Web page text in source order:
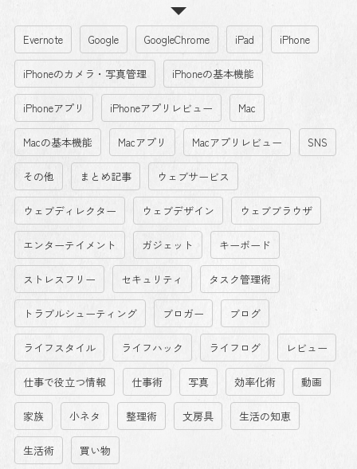
Evernote Google GoogleChrome iPad iPhone
iPhoneのカメラ・写真管理 iPhoneの基本機能
iPhoneアプリ iPhoneアプリレビュー Mac
Macの基本機能 Macアプリ Macアプリレビュー SNS
その他 まとめ記事 ウェブサービス
ウェブディレクター ウェブデザイン ウェブブラウザ
エンターテイメント ガジェット キーボード
ストレスフリー セキュリティ タスク管理術
トラブルシューティング ブロガー ブログ
ライフスタイル ライフハック ライフログ レビュー
仕事で役立つ情報 仕事術 写真 効率化術 動画
家族 小ネタ 整理術 文房具 生活の知恵
生活術 買い物